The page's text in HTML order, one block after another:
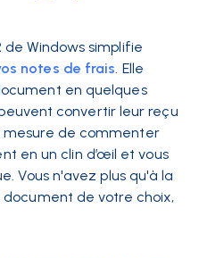
Windows simplifie
notes de frais. Elle
en quelques
convertir leur reçu
mesure de commenter
en un clin d’œil et vous
Vous n'avez plus qu'à la
de votre choix,